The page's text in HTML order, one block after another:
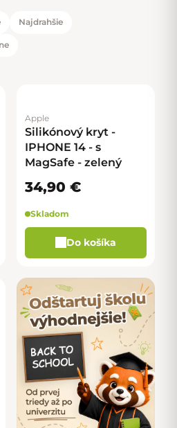
Najdrahšie
Apple
Silikónový kryt -
IPHONE 14 - s
MagSafe - zelený
34,90 €
Skladom
Do košíka